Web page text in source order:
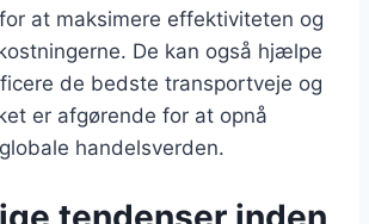
at maksimere effektiviteten og
De kan også hjælpe
de bedste transportveje og
er afgørende for at opnå
handelsverden.